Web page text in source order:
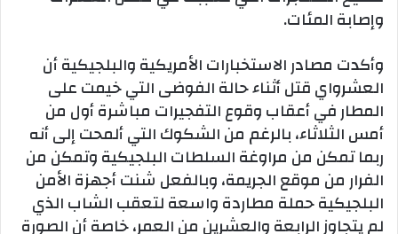
وإصابة المئات.
وأكدت مصادر الاستخبارات الأمريكية والبلجيكية أن
العشرواي قتل أثناء حالة الفوضى التي خيمت على
المطار في أعقاب وقوع التفجيرات مباشرة أول من
أمس الثلاثاء، بالرغم من الشكوك التي ألمحت إلى أنه
ربما تمكن من مراوغة السلطات البلجيكية وتمكن من
الفرار من موقع الجريمة، وبالفعل شنت أجهزة الأمن
البلجيكية حملة مطاردة واسعة لتعقب الشاب الذي
لم يتجاوز الرابعة والعشرين من العمر، خاصة أن الصورة